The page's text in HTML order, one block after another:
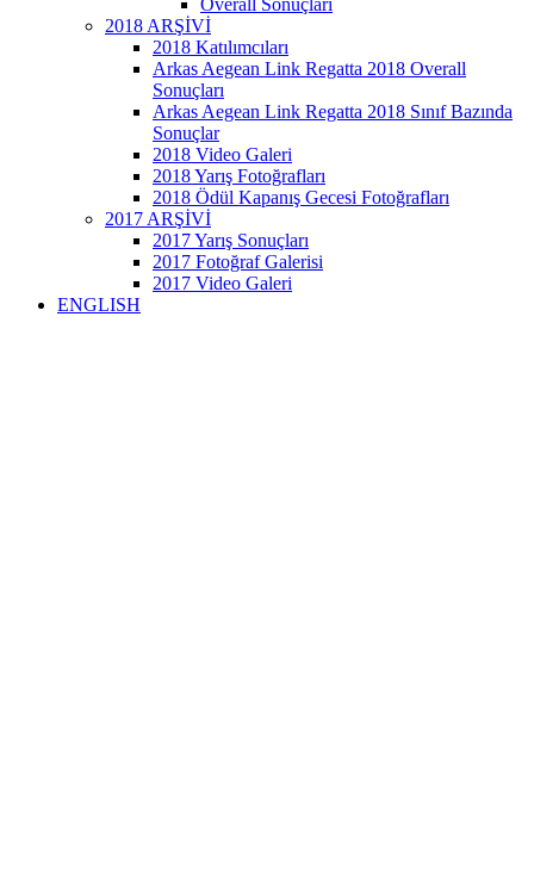
Overall Sonuçları
2018 ARŞİVİ
2018 Katılımcıları
Arkas Aegean Link Regatta 2018 Overall
Sonuçları
Arkas Aegean Link Regatta 2018 Sınıf Bazında
Sonuçlar
2018 Video Galeri
2018 Yarış Fotoğrafları
2018 Ödül Kapanış Gecesi Fotoğrafları
2017 ARŞİVİ
2017 Yarış Sonuçları
2017 Fotoğraf Galerisi
2017 Video Galeri
ENGLISH